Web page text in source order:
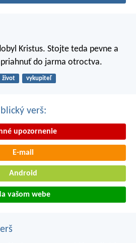
Kristus. Stojte teda pevne a
do jarma otroctva.
život vykupiteľ
verš:
upozornenie
E-mail
Android
vašom webe